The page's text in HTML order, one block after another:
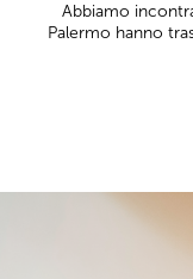
Abbiamo
Palermo hanno